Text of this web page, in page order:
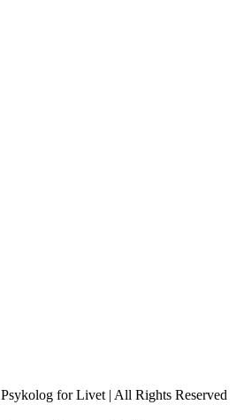
for Livet | All Rights Reserved